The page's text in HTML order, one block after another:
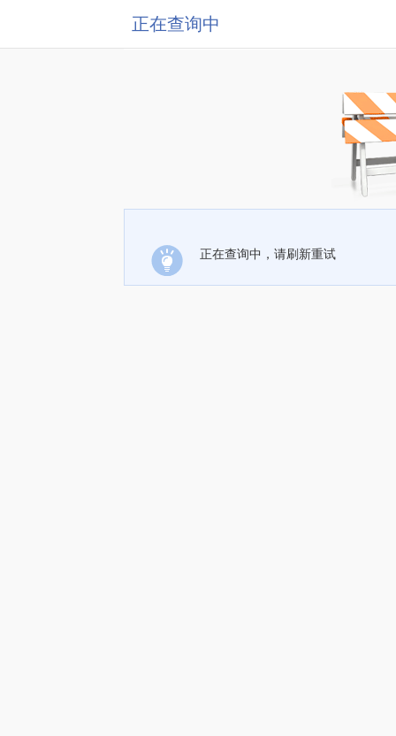
正在查询中
正在查询中，请刷新重试